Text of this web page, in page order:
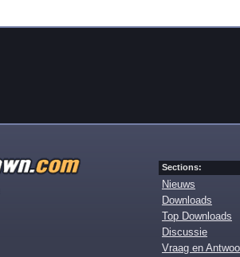
Sections:
Nieuws
Downloads
Top Downloads
Discussie
Vraag en